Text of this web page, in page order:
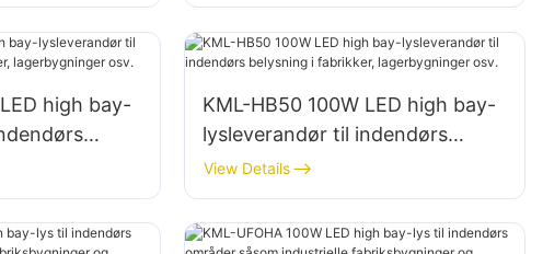
high bay-
KML-HB50 100W LED high bay-
lysleverandør til indendørs
belysning i fabrikker,
lagerbygninger osv.
View Details